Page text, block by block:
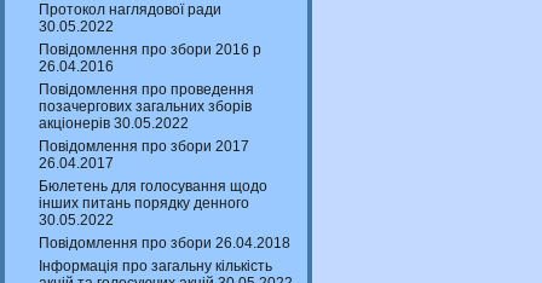
Протокол наглядової ради
30.05.2022
Повідомлення про збори 2016 р
26.04.2016
Повідомлення про проведення
позачергових загальних зборів
акціонерів 30.05.2022
Повідомлення про збори 2017
26.04.2017
Бюлетень для голосування щодо
інших питань порядку денного
30.05.2022
Повідомлення про збори 26.04.2018
Інформація про загальну кількість